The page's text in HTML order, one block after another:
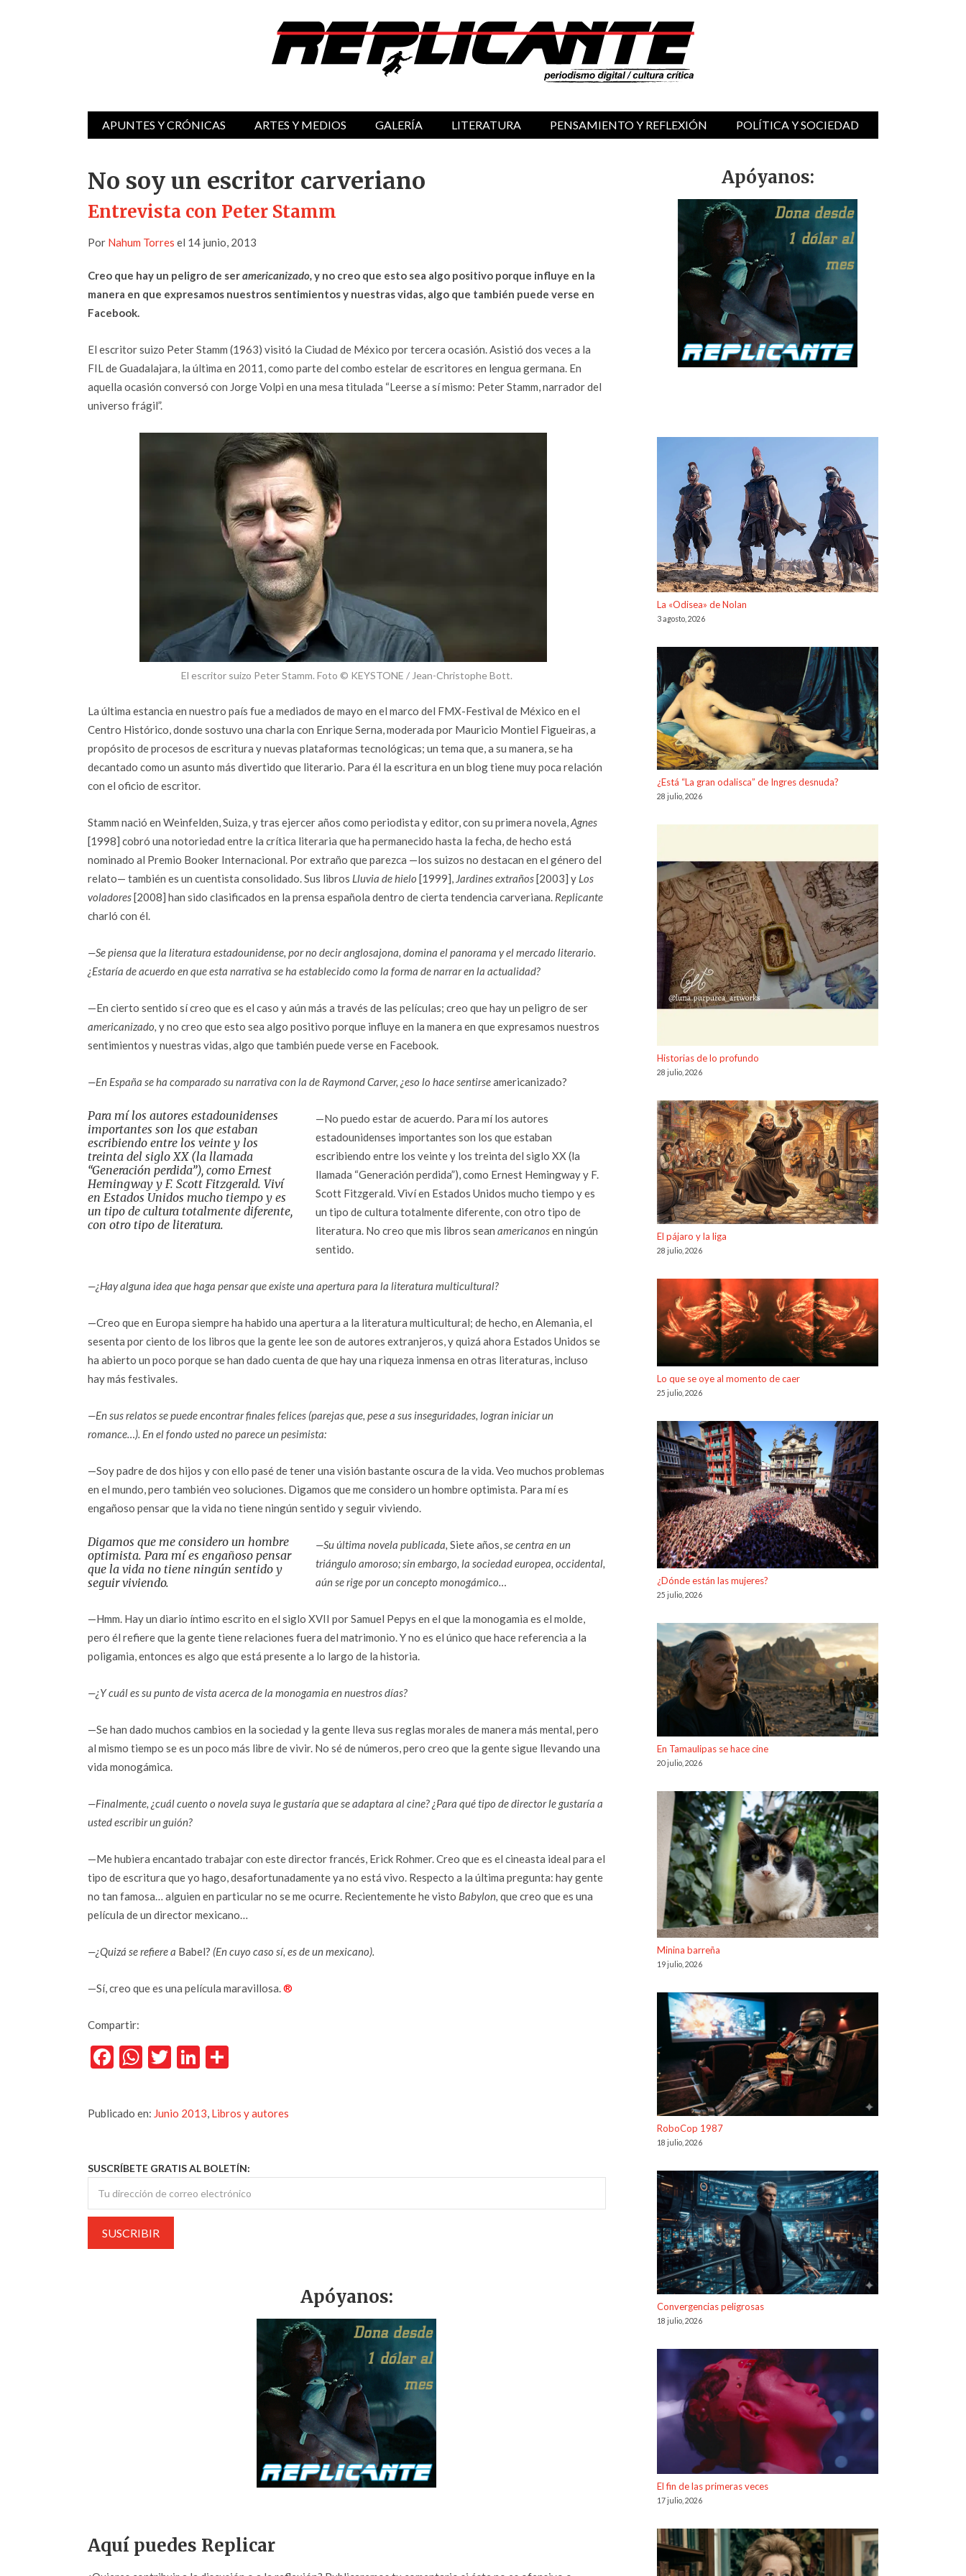
APUNTES Y CRÓNICAS ARTES Y MEDIOS GALERÍA LITERATURA PENSAMIENTO Y REFLEXIÓN POLÍTICA Y SOCIEDAD
No soy un escritor carveriano
Entrevista con Peter Stamm
Por Nahum Torres el 14 junio, 2013
Creo que hay un peligro de seramericanizado,y no creo que esto sea algo positivo porque influye en la
manera en que expresamos nuestros sentimientos y nuestras vidas, algo que también puede verse en
Facebook.
El escritor suizo Peter Stamm (1963) visitó la Ciudad de México por tercera ocasión. Asistió dos veces a la
FIL de Guadalajara, la última en 2011, como parte del combo estelar de escritores en lengua germana. En
aquella ocasión conversó con Jorge Volpi en una mesa titulada “Leerse a sí mismo: Peter Stamm, narrador del
universo frágil”.
El escritor suizo Peter Stamm. Foto © KEYSTONE / Jean-Christophe Bott.
La última estancia en nuestro país fue a mediados de mayo en el marco del FMX-Festival de México en el
Centro Histórico, donde sostuvo una charla con Enrique Serna, moderada por Mauricio Montiel Figueiras, a
propósito de procesos de escritura y nuevas plataformas tecnológicas; un tema que, a su manera, se ha
decantado como un asunto más divertido que literario. Para él la escritura en un blog tiene muy poca relación
con el oficio de escritor.
Stamm nació en Weinfelden, Suiza, y tras ejercer años como periodista y editor, con su primera novela,Agnes
[1998] cobró una notoriedad entre la crítica literaria que ha permanecido hasta la fecha, de hecho está
nominado al Premio Booker Internacional. Por extraño que parezca —los suizos no destacan en el género del
relato— también es un cuentista consolidado. Sus libros Lluvia de hielo [1999], Jardines extraños[2003] y Los
voladores[2008] han sido clasificados en la prensa española dentro de cierta tendencia carveriana. Replicante
charló con él.
—Se piensa que la literatura estadounidense, por no decir anglosajona, domina el panorama y el mercado literario.
¿Estaría de acuerdo en que esta narrativa se ha establecido como la forma de narrar en la actualidad?
—En cierto sentido sí creo que es el caso y aún más a través de las películas; creo que hay un peligro de ser
americanizado, y no creo que esto sea algo positivo porque influye en la manera en que expresamos nuestros
sentimientos y nuestras vidas, algo que también puede verse en Facebook.
—En España se ha comparado su narrativa con la de Raymond Carver, ¿eso lo hace sentirseamericanizado?
Para mí los autores estadounidenses
importantes son los que estaban
escribiendo entre los veinte y los
treinta del siglo XX (la llamada
“Generación perdida”), como Ernest
Hemingway y F. Scott Fitzgerald. Viví
en Estados Unidos mucho tiempo y es
un tipo de cultura totalmente diferente,
con otro tipo de literatura.
—No puedo estar de acuerdo. Para mí los autores
estadounidenses importantes son los que estaban
escribiendo entre los veinte y los treinta del siglo XX (la
llamada “Generación perdida”), como Ernest Hemingway y F.
Scott Fitzgerald. Viví en Estados Unidos mucho tiempo y es
un tipo de cultura totalmente diferente, con otro tipo de
literatura. No creo que mis libros sean americanosen ningún
sentido.
—¿Hay alguna idea que haga pensar que existe una apertura para la literatura multicultural?
—Creo que en Europa siempre ha habido una apertura a la literatura multicultural; de hecho, en Alemania, el
sesenta por ciento de los libros que la gente lee son de autores extranjeros, y quizá ahora Estados Unidos se
ha abierto un poco porque se han dado cuenta de que hay una riqueza inmensa en otras literaturas, incluso
hay más festivales.
—En sus relatos se puede encontrar finales felices (parejas que, pese a sus inseguridades, logran iniciar un
romance…). En el fondo usted no parece un pesimista:
—Soy padre de dos hijos y con ello pasé de tener una visión bastante oscura de la vida. Veo muchos problemas
en el mundo, pero también veo soluciones. Digamos que me considero un hombre optimista. Para mí es
engañoso pensar que la vida no tiene ningún sentido y seguir viviendo.
Digamos que me considero un hombre
optimista. Para mí es engañoso pensar
que la vida no tiene ningún sentido y
seguir viviendo.
—Su última novela publicada, Siete años,se centra en un
triángulo amoroso; sin embargo, la sociedad europea, occidental,
aún se rige por un concepto monogámico…
—Hmm. Hay un diario íntimo escrito en el siglo XVII por Samuel Pepys en el que la monogamia es el molde,
pero él refiere que la gente tiene relaciones fuera del matrimonio. Y no es el único que hace referencia a la
poligamia, entonces es algo que está presente a lo largo de la historia.
—¿Y cuál es su punto de vista acerca de la monogamia en nuestros días?
—Se han dado muchos cambios en la sociedad y la gente lleva sus reglas morales de manera más mental, pero
al mismo tiempo se es un poco más libre de vivir. No sé de números, pero creo que la gente sigue llevando una
vida monogámica.
—Finalmente, ¿cuál cuento o novela suya le gustaría que se adaptara al cine? ¿Para qué tipo de director le gustaría a
usted escribir un guión?
—Me hubiera encantado trabajar con este director francés, Erick Rohmer. Creo que es el cineasta ideal para el
tipo de escritura que yo hago, desafortunadamente ya no está vivo. Respecto a la última pregunta: hay gente
no tan famosa… alguien en particular no se me ocurre. Recientemente he visto Babylon, que creo que es una
película de un director mexicano…
—¿Quizá se refiere a Babel? (En cuyo caso sí, es de un mexicano).
—Sí, creo que es una película maravillosa.®
Compartir:
Facebook
WhatsApp
TwitterLinkedIn
Publicado en: Junio 2013, Libros y autores
SUSCRÍBETE GRATIS AL BOLETÍN:
Apóyanos:
Aquí puedes Replicar
Apóyanos:
La «Odisea» de Nolan
3 agosto, 2026
¿Está “La gran odalisca” de Ingres desnuda?
28 julio, 2026
Historias de lo profundo
28 julio, 2026
El pájaro y la liga
28 julio, 2026
Lo que se oye al momento de caer
25 julio, 2026
¿Dónde están las mujeres?
25 julio, 2026
En Tamaulipas se hace cine
20 julio, 2026
Minina barreña
19 julio, 2026
RoboCop 1987
18 julio, 2026
Convergencias peligrosas
18 julio, 2026
El fin de las primeras veces
17 julio, 2026